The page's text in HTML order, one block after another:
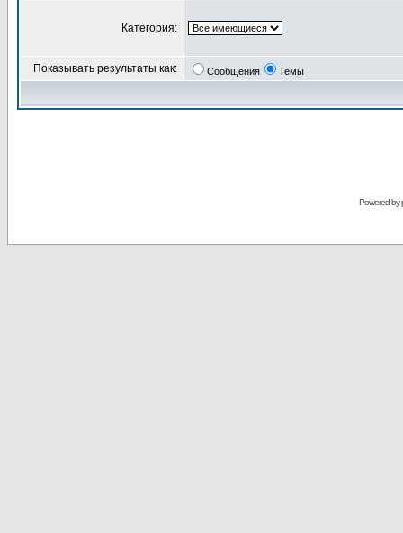
Категория:
Показывать результаты как: Сообщения Темы
Powered by